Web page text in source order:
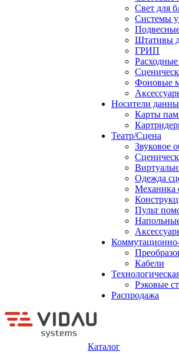
Свет для
Системы
Штативы
ГРИП
Фоновые
Носители
Карты
Театр/Сцена
Звуковое
Одежда
Механика
Пульт
Коммутационно-
Кабели
Рэковые
Распродажа
Каталог